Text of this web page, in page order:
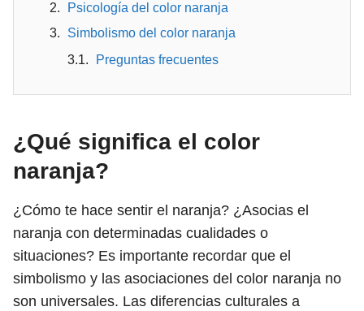
Psicología del color naranja
Simbolismo del color naranja
Preguntas frecuentes
¿Qué significa el color
naranja?
¿Cómo te hace sentir el naranja? ¿Asocias el
naranja con determinadas cualidades o
situaciones? Es importante recordar que el
simbolismo y las asociaciones del color naranja no
son universales. Las diferencias culturales a